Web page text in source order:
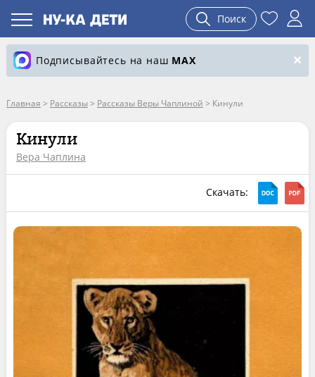
Поиск
Подписывайтесь на наш MAX
Главная > Рассказы > Рассказы Веры Чаплиной > Кинули
Кинули
Вера Чаплина
Скачать: